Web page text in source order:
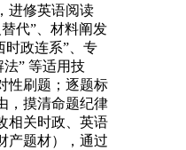
进修英语阅读
代”、材料阐发
时政连系”、专
法” 等适用技
性刷题；逐题标
，摸清命题纪律
相关时政、英语
产题材），通过